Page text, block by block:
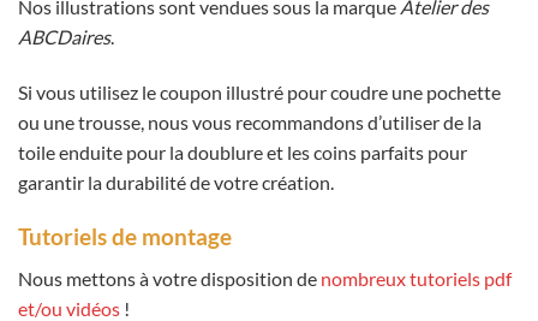
Nos illustrations sont vendues sous la marque Atelier des
ABCDaires.
Si vous utilisez le coupon illustré pour coudre une pochette
ou une trousse, nous vous recommandons d’utiliser de la
toile enduite pour la doublure et les coins parfaits pour
garantir la durabilité de votre création.
Tutoriels de montage
Nous mettons à votre disposition de nombreux tutoriels pdf
et/ou vidéos !